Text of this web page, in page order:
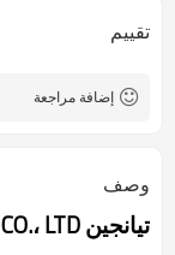
السعة الإنتاجية
تقييم
إضافة مراجعة
وصف
تيانجين YOUFA STEEL PIPE GROUP CO.، LTD